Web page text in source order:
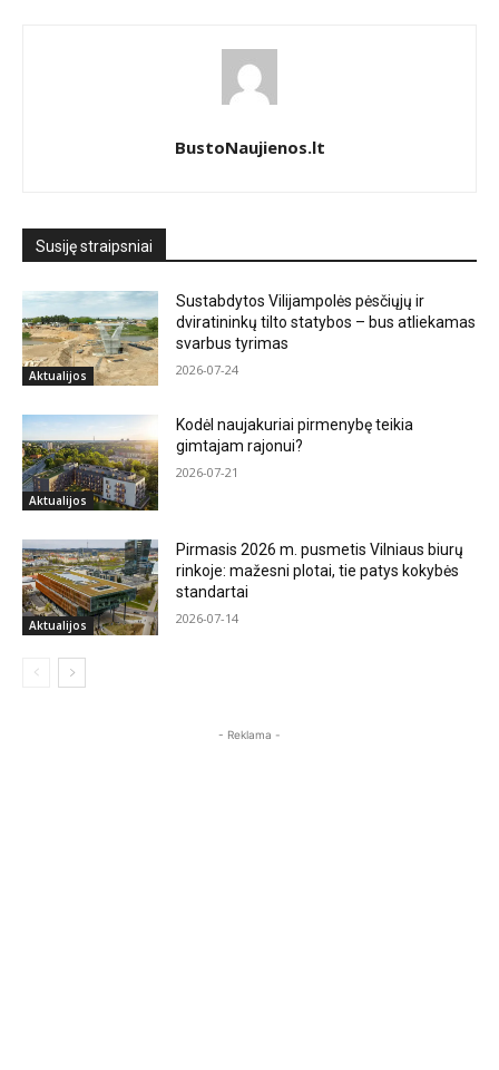
BustoNaujienos.lt
Susiję straipsniai
Aktualijos
Sustabdytos Vilijampolės pėsčiųjų ir
dviratininkų tilto statybos – bus atliekamas
svarbus tyrimas
2026-07-24
Aktualijos
Kodėl naujakuriai pirmenybę teikia
gimtajam rajonui?
2026-07-21
Aktualijos
Pirmasis 2026 m. pusmetis Vilniaus biurų
rinkoje: mažesni plotai, tie patys kokybės
standartai
2026-07-14
- Reklama -